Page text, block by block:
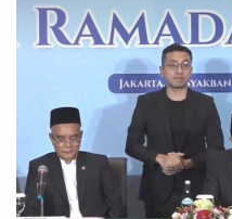
FINANSIA PERSONA
NASIONAL
MANCA
INFORMASI